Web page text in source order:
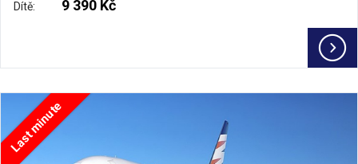
Dítě: 9 390 Kč
Last minute